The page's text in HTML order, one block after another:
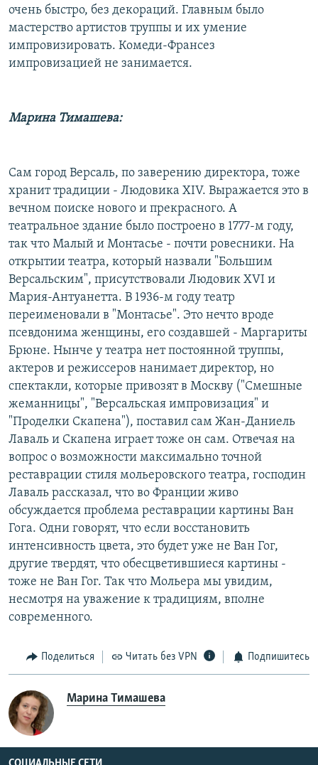
очень быстро, без декораций. Главным было
мастерство артистов труппы и их умение
импровизировать. Комеди-Франсез
импровизацией не занимается.
Марина Тимашева:
Сам город Версаль, по заверению директора, тоже
хранит традиции - Людовика XIV. Выражается это в
вечном поиске нового и прекрасного. А
театральное здание было построено в 1777-м году,
так что Малый и Монтасье - почти ровесники. На
открытии театра, который назвали "Большим
Версальским", присутствовали Людовик XVI и
Мария-Антуанетта. В 1936-м году театр
переименовали в "Монтасье". Это нечто вроде
псевдонима женщины, его создавшей - Маргариты
Брюне. Нынче у театра нет постоянной труппы,
актеров и режиссеров нанимает директор, но
спектакли, которые привозят в Москву ("Смешные
жеманницы", "Версальская импровизация" и
"Проделки Скапена"), поставил сам Жан-Даниель
Лаваль и Скапена играет тоже он сам. Отвечая на
вопрос о возможности максимально точной
реставрации стиля мольеровского театра, господин
Лаваль рассказал, что во Франции живо
обсуждается проблема реставрации картины Ван
Гога. Одни говорят, что если восстановить
интенсивность цвета, это будет уже не Ван Гог,
другие твердят, что обесцветившиеся картины -
тоже не Ван Гог. Так что Мольера мы увидим,
несмотря на уважение к традициям, вполне
современного.
Поделиться Читать без VPN Подпишитесь
Марина Тимашева